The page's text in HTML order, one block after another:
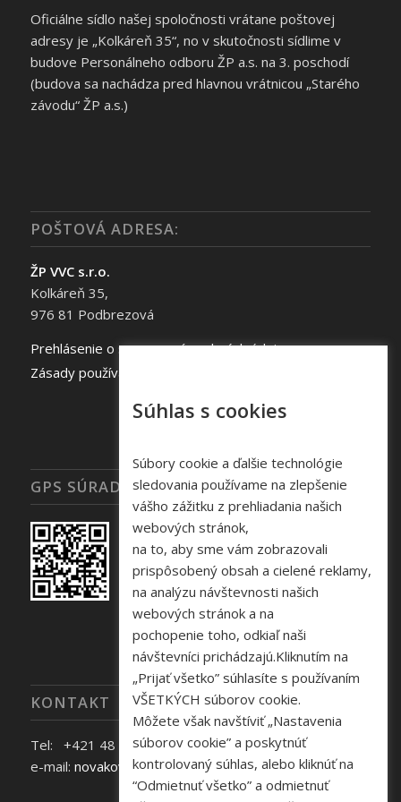
Oficiálne sídlo našej spoločnosti vrátane poštovej
adresy je „Kolkáreň 35“, no v skutočnosti sídlime v
budove Personálneho odboru ŽP a.s. na 3. poschodí
(budova sa nachádza pred hlavnou vrátnicou „Starého
závodu“ ŽP a.s.)
POŠTOVÁ ADRESA:
ŽP VVC s.r.o.
Kolkáreň 35,
976 81 Podbrezová
Prehlásenie o spracovaní osobných údajov
Zásady používania súborov cookie
GPS SÚRADNICE
KONTAKT
Tel: +421 48 645 40 35
e-mail: novakova@zelpo.sk
Súhlas s cookies
Súbory cookie a ďalšie technológie
sledovania používame na zlepšenie
vášho zážitku z prehliadania našich
webových stránok,
na to, aby sme vám zobrazovali
prispôsobený obsah a cielené reklamy,
na analýzu návštevnosti našich
webových stránok a na
pochopenie toho, odkiaľ naši
návštevníci prichádzajú.Kliknutím na
„Prijať všetko” súhlasíte s používaním
VŠETKÝCH súborov cookie.
Môžete však navštíviť „Nastavenia
súborov cookie” a poskytnúť
kontrolovaný súhlas, alebo kliknúť na
“Odmietnuť všetko” a odmietnuť